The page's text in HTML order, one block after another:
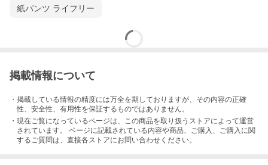
紙パンツ ライフリー
掲載情報について
・掲載している情報の精度には万全を期しておりますが、その内容の正確
性、安全性、有用性を保証するものではありません。
・現在ご覧になっているページは、この商品を取り扱うストアによって運営
されています。 ページに記載されている内容や商品、ご購入 、ご購入に関
するご質問は、直接各ストアにお問い合わせください。